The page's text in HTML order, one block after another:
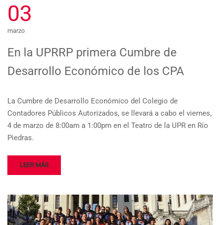
03
marzo
En la UPRRP primera Cumbre de
Desarrollo Económico de los CPA
La Cumbre de Desarrollo Económico del Colegio de
Contadores Públicos Autorizados, se llevará a cabo el viernes,
4 de marzo de 8:00am a 1:00pm en el Teatro de la UPR en Río
Piedras.
LEER MÁS